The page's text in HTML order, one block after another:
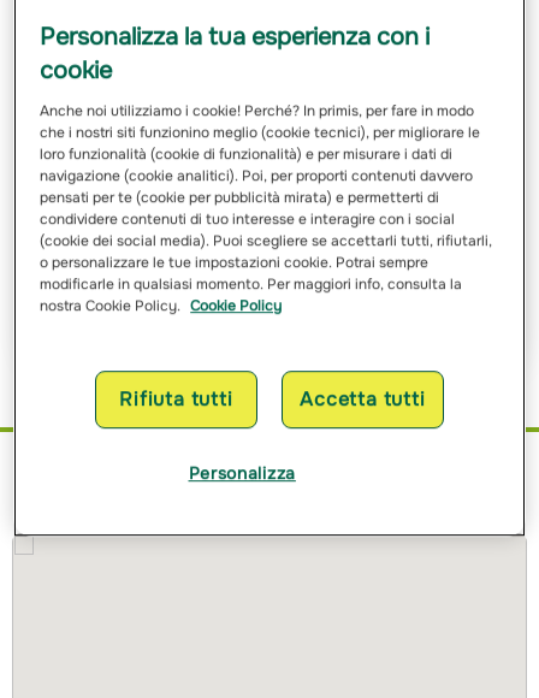
Email
Ho letto e ho compresol’informativa sulle finalitàe sulle
modalità del trattamento dei miei dati personali
Richiedi Preventivo
Personalizza la tua esperienza con i
cookie
Anche noi utilizziamo i cookie! Perché? In primis, per fare in modo
che i nostri siti funzionino meglio (cookie tecnici), per migliorare le
loro funzionalità (cookie di funzionalità) e per misurare i dati di
navigazione (cookie analitici). Poi, per proporti contenuti davvero
pensati per te (cookie per pubblicità mirata) e permetterti di
condividere contenuti di tuo interesse e interagire con i social
(cookie dei social media). Puoi scegliere se accettarli tutti, rifiutarli,
o personalizzare le tue impostazioni cookie. Potrai sempre
modificarle in qualsiasi momento. Per maggiori info, consulta la
nostra Cookie Policy. Cookie Policy
Rifiuta tutti Accetta tutti
Personalizza